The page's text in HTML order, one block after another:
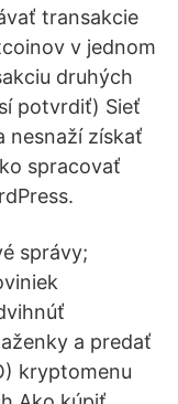
transakcie
v jednom
druhých
potvrdiť) Sieť
nesnaží získať
spracovať
správy;
a predať
kryptomenu